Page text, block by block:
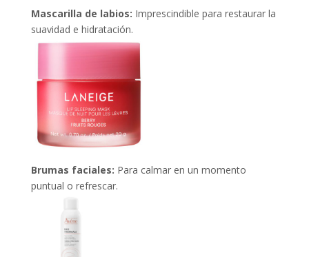
Mascarilla de labios: Imprescindible para restaurar la
suavidad e hidratación.
Brumas faciales: Para calmar en un momento
puntual o refrescar.